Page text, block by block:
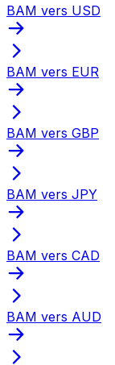
BAM vers USD
BAM vers EUR
BAM vers GBP
BAM vers JPY
BAM vers CAD
BAM vers AUD